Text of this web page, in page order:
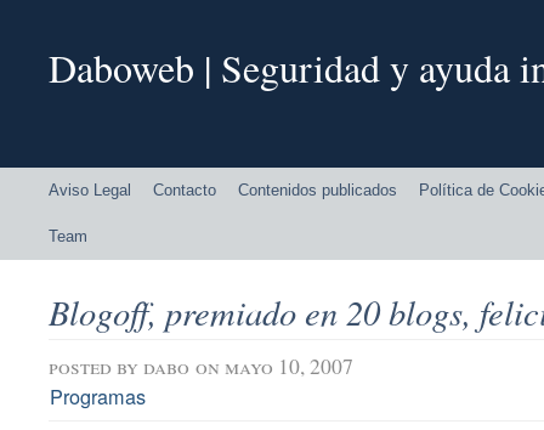
Daboweb | Seguridad y ayuda
Aviso Legal Contacto Contenidos publicados Política de
Team
Blogoff, premiado en 20 blogs,
posted by dabo on mayo 10, 2007
Programas